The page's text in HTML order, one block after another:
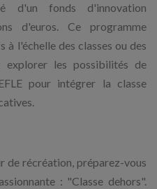
d'un fonds d'innovation
d'euros. Ce programme
à l'échelle des classes ou des
explorer les possibilités de
pour intégrer la classe
de récréation, préparez-vous
: "Classe dehors".